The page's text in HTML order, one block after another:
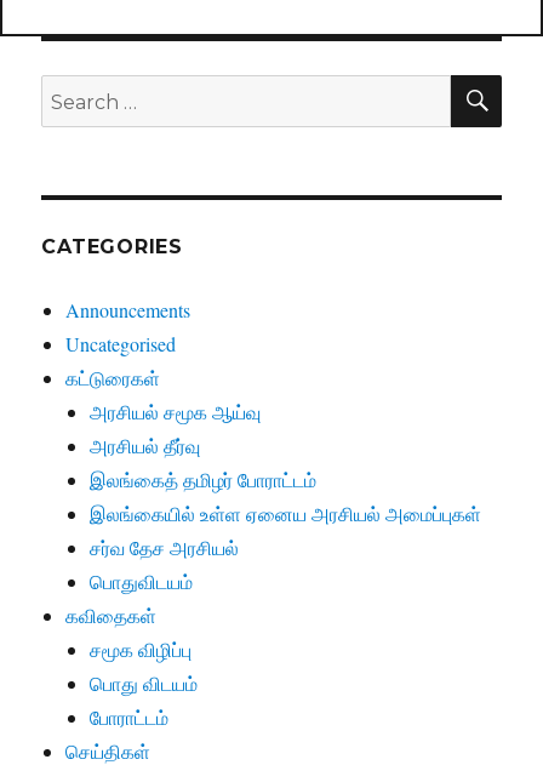
Search
for:
CATEGORIES
Announcements
Uncategorised
கட்டுரைகள்
அரசியல் சமூக ஆய்வு
அரசியல் தீர்வு
இலங்கைத் தமிழர் போராட்டம்
இலங்கையில் உள்ள ஏனைய அரசியல் அமைப்புகள்
சர்வ தேச அரசியல்
பொதுவிடயம்
கவிதைகள்
சமூக விழிப்பு
பொது விடயம்
போராட்டம்
செய்திகள்